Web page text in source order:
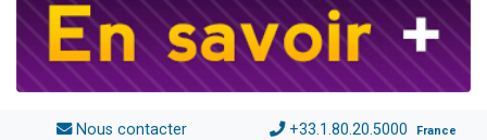
Nous contacter +33.1.80.20.5000 France